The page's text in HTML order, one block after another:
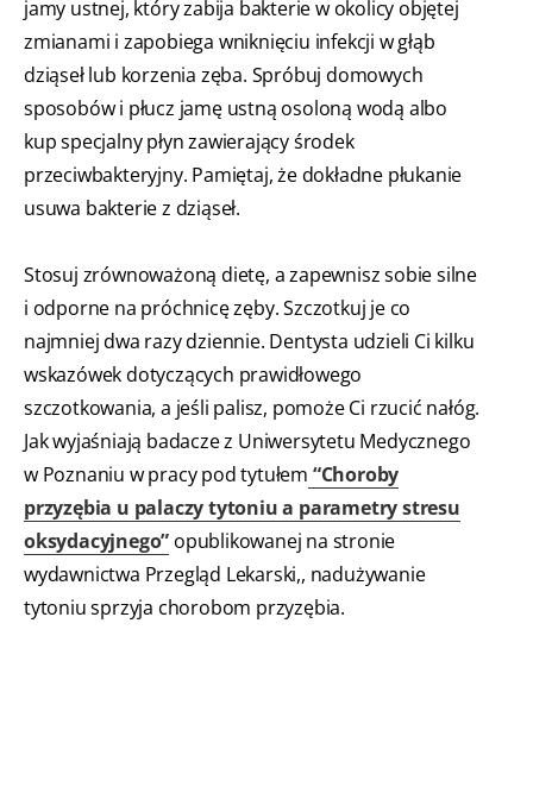
jamy ustnej, który zabija bakterie w okolicy objętej
zmianami i zapobiega wniknięciu infekcji w głąb
dziąseł lub korzenia zęba. Spróbuj domowych
sposobów i płucz jamę ustną osoloną wodą albo
kup specjalny płyn zawierający środek
przeciwbakteryjny. Pamiętaj, że dokładne płukanie
usuwa bakterie z dziąseł.
Stosuj zrównoważoną dietę, a zapewnisz sobie silne
i odporne na próchnicę zęby. Szczotkuj je co
najmniej dwa razy dziennie. Dentysta udzieli Ci kilku
wskazówek dotyczących prawidłowego
szczotkowania, a jeśli palisz, pomoże Ci rzucić nałóg.
Jak wyjaśniają badacze z Uniwersytetu Medycznego
w Poznaniu w pracy pod tytułem “Choroby
przyzębia u palaczy tytoniu a parametry stresu
oksydacyjnego” opublikowanej na stronie
wydawnictwa Przegląd Lekarski,, nadużywanie
tytoniu sprzyja chorobom przyzębia.